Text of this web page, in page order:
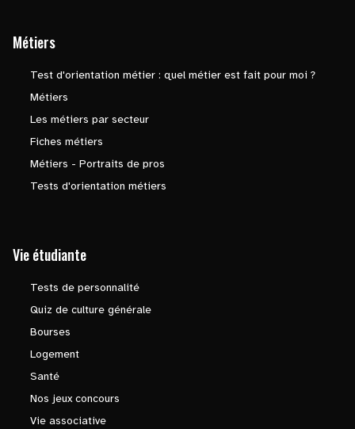
Métiers
Test d'orientation métier : quel métier est fait pour moi ?
Métiers
Les métiers par secteur
Fiches métiers
Métiers - Portraits de pros
Tests d'orientation métiers
Vie étudiante
Tests de personnalité
Quiz de culture générale
Bourses
Logement
Santé
Nos jeux concours
Vie associative